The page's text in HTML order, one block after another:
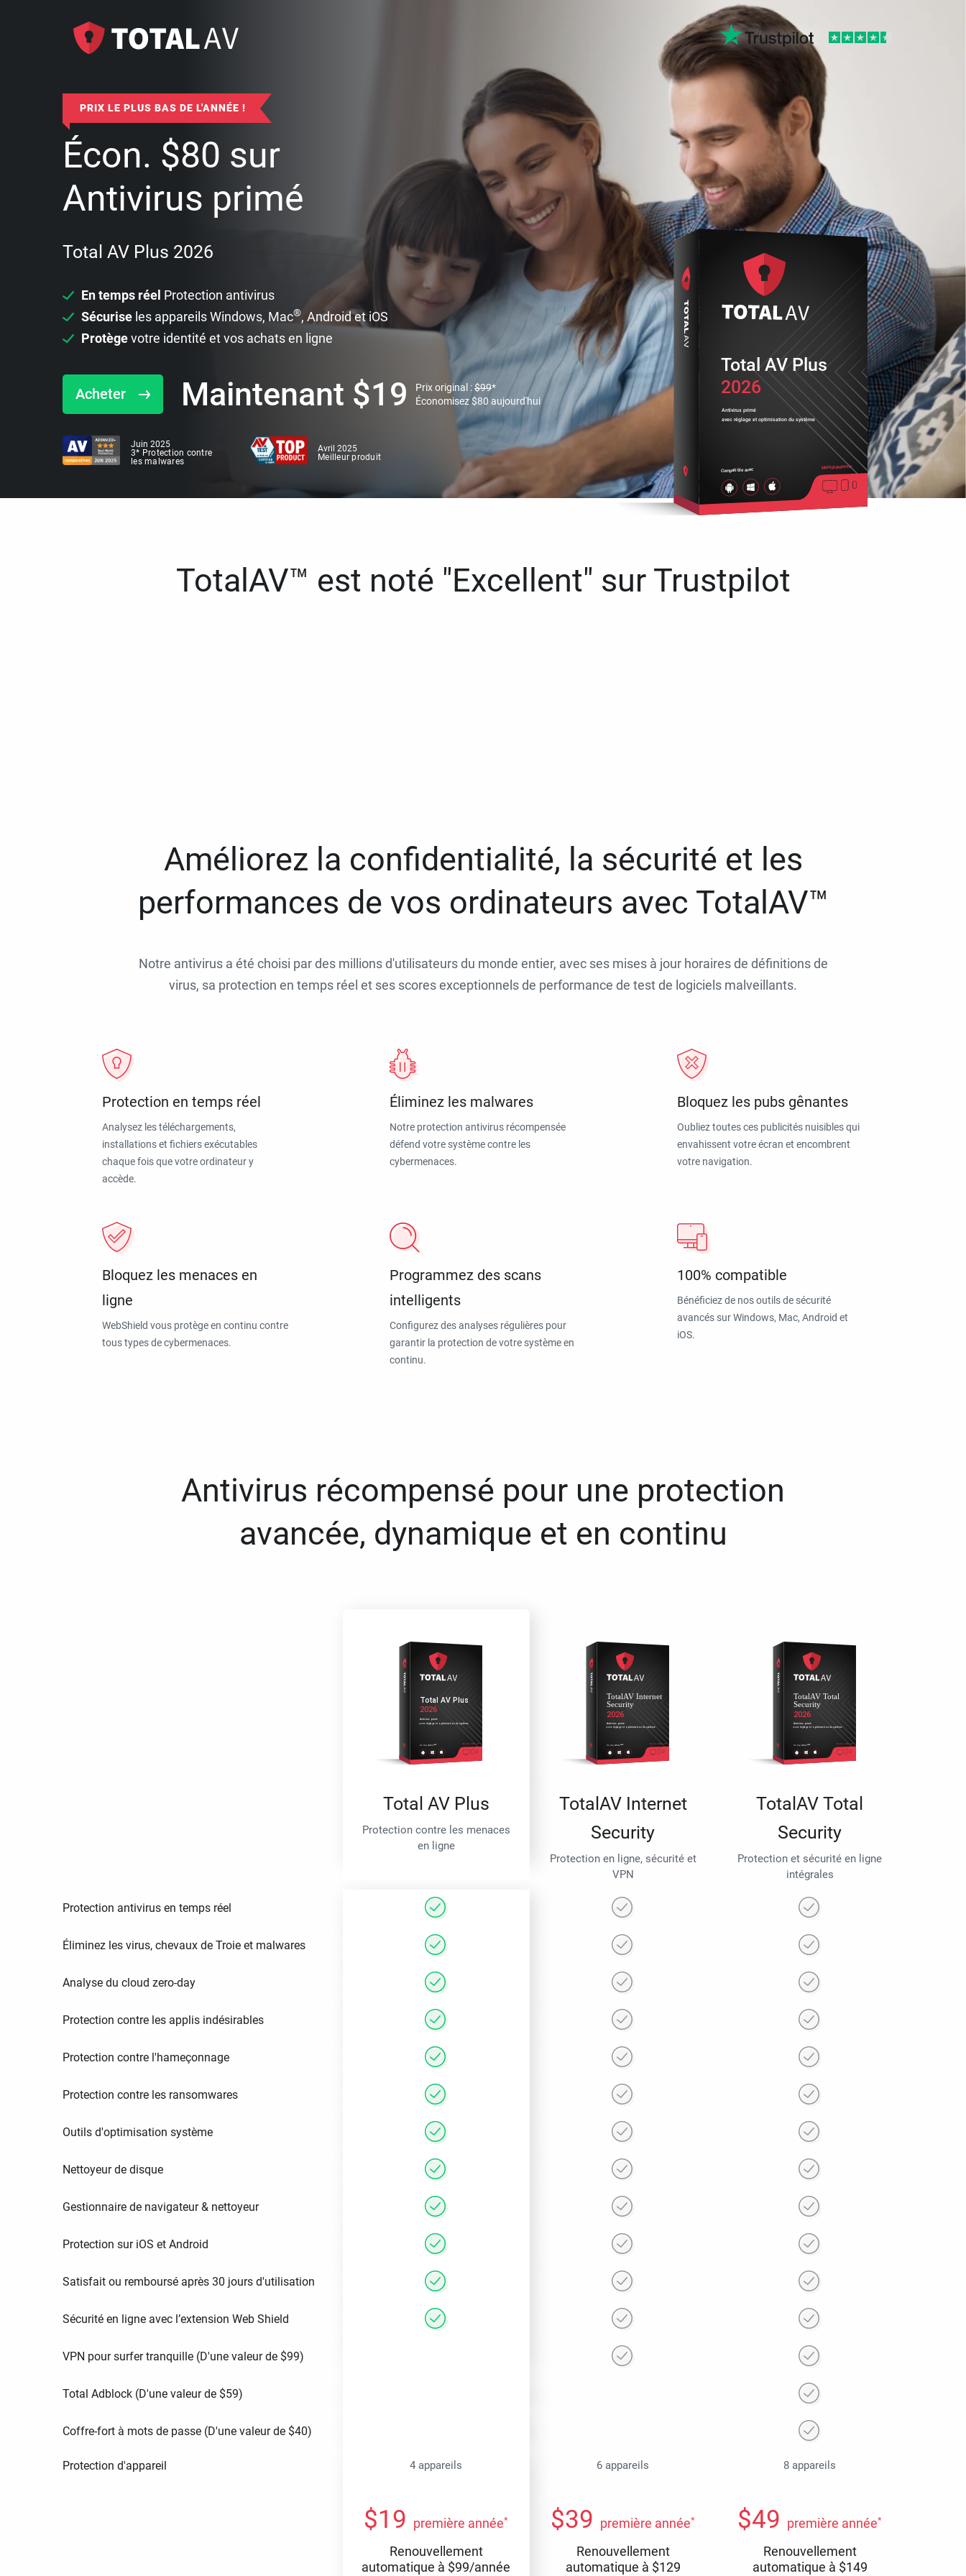
PRIX LE PLUS BAS DE L'ANNÉE !
Écon. $80 sur
Antivirus primé
Total AV Plus 2026
En temps réel Protection antivirus
Sécurise les appareils Windows, Mac®, Android et iOS
Protègevotre identité et vos achats en ligne
Acheter Maintenant $19 Prix original :$99*
Économisez$80 aujourd'hui
Juin 2025
3* Protection contre
les malwares
Avril 2025
Meilleur produit
2026
Antivirus primé
avec réglage et optimisation du système
Compatible avec Multiplateforme
Total AV Plus
TotalAV™ est noté "Excellent" sur Trustpilot
Améliorez la confidentialité, la sécurité et les
performances de vos ordinateurs avec TotalAV™
Notre antivirus a été choisi par des millions d'utilisateurs du monde entier, avec ses mises à jour horaires de définitions de
virus, sa protection en temps réel et ses scores exceptionnels de performance de test de logiciels malveillants.
Protection en temps réel
Analysez les téléchargements,
installations et fichiers exécutables
chaque fois que votre ordinateur y
accède.
Éliminez les malwares
Notre protection antivirus récompensée
défend votre système contre les
cybermenaces.
Bloquez les pubs gênantes
Oubliez toutes ces publicités nuisibles qui
envahissent votre écran et encombrent
votre navigation.
Bloquez les menaces en
ligne
WebShield vous protège en continu contre
tous types de cybermenaces.
Programmez des scans
intelligents
Configurez des analyses régulières pour
garantir la protection de votre système en
continu.
100% compatible
Bénéficiez de nos outils de sécurité
avancés sur Windows, Mac, Android et
iOS.
Antivirus récompensé pour une protection
avancée, dynamique et en continu
Total AV Plus
Protection contre les menaces
en ligne
TotalAV Internet
Security
Protection en ligne, sécurité et
VPN
TotalAV Total
Security
Protection et sécurité en ligne
intégrales
Protection antivirus en temps réel
Éliminez les virus, chevaux de Troie et malwares
Analyse du cloud zero-day
Protection contre les applis indésirables
Protection contre l'hameçonnage
Protection contre les ransomwares
Outils d'optimisation système
Nettoyeur de disque
Gestionnaire de navigateur & nettoyeur
Protection sur iOS et Android
Satisfait ou remboursé après 30 jours d'utilisation
Sécurité en ligne avec l’extension Web Shield
VPN pour surfer tranquille (D'une valeur de $99)
Total Adblock (D'une valeur de $59)
Coffre-fort à mots de passe (D'une valeur de $40)
Protection d'appareil 4 appareils 6 appareils 8 appareils
$19 première année*
Renouvellement
automatique à $99/année
$39 première année*
Renouvellement
automatique à $129
$49 première année*
Renouvellement
automatique à $149